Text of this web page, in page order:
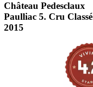
Château Pedesclaux
Paulliac 5. Cru Classé
2015